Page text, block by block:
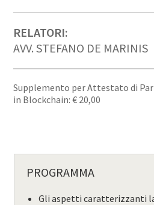
RELATORI:
AVV. STEFANO DE MARINIS
Supplemento per Attestato di
in Blockchain: € 20,00
PROGRAMMA
Gli aspetti caratterizzanti